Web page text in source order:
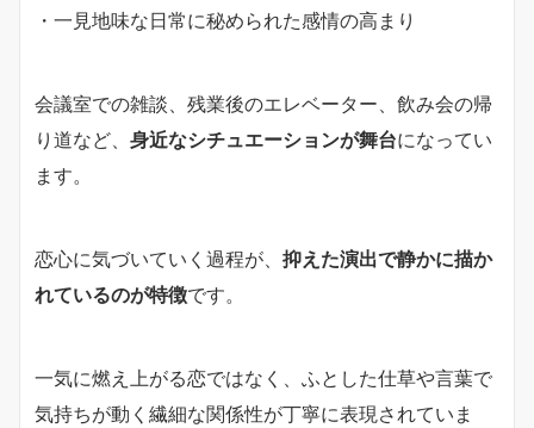
・一見地味な日常に秘められた感情の高まり
会議室での雑談、残業後のエレベーター、飲み会の帰
り道など、 身近なシチュエーションが舞台になってい
ます。
恋心に気づいていく過程が、 抑えた演出で静かに描か
れているのが特徴です。
一気に燃え上がる恋ではなく、ふとした仕草や言葉で
気持ちが動く繊細な関係性が丁寧に表現されていま